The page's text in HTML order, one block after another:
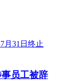
员工被辞